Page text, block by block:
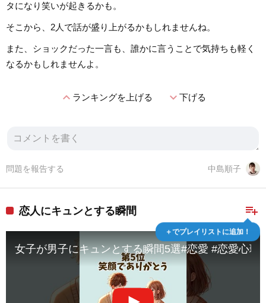
タになり笑いが起きるかも。
そこから、2人で話が盛り上がるかもしれませんね。
また、ショックだった一言も、誰かに言うことで気持ちも軽く
なるかもしれませんよ。
expand_lessランキングを上げる expand_more下げる
中島順子
問題を報告する
playlist_add
＋でプレイリストに追加！
恋人にキュンとする瞬間
女子が男子にキュンとする瞬間5選#恋愛 #恋愛心理